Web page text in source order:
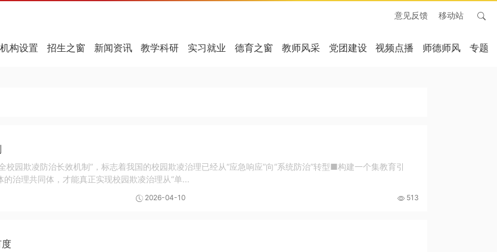
意见反馈 移动站
机构设置 招生之窗 新闻资讯 教学科研 实习就业 德育之窗 教师风采 党团建设 视频点播 师德师风 专题
校园欺凌防治长效机制”，标志着我国的校园欺凌治理已经从“应急响应”向“系统防治”转型■构建一个集教育引
治理共同体，才能真正实现校园欺凌治理从“单...
2026-04-10 513